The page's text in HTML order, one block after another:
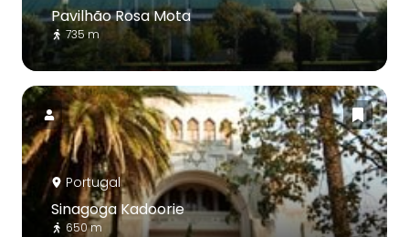
Pavilhão Rosa Mota
735 m
Portugal
Sinagoga Kadoorie
650 m